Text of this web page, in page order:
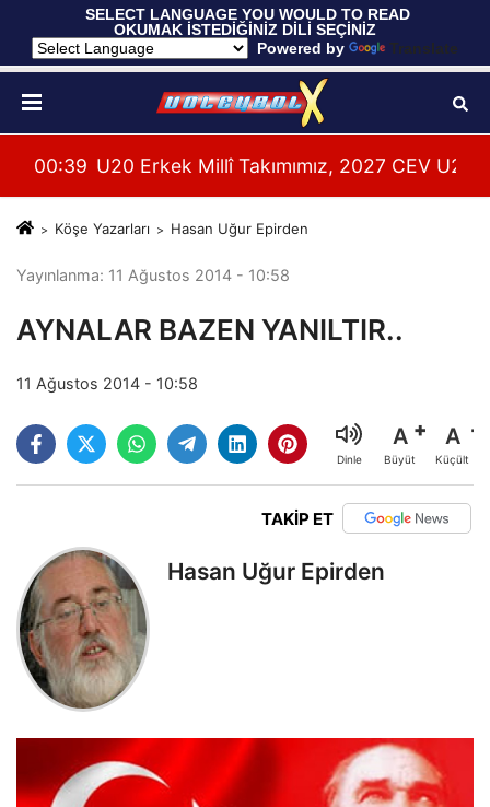
SELECT LANGUAGE YOU WOULD TO READ
OKUMAK İSTEDİĞİNİZ DİLİ SEÇİNİZ
Powered by
Translate
Hazırlıklarına Başladı
Alanya’da Başladı
00:39 U20 Erkek Millî Takımımız, 2027 CEV U20
Köşe Yazarları Hasan Uğur Epirden
Yayınlanma: 11 Ağustos 2014 - 10:58
AYNALAR BAZEN YANILTIR..
11 Ağustos 2014 - 10:58
Dinle
A
Büyüt
A
Küçült
TAKİP ET
Hasan Uğur Epirden